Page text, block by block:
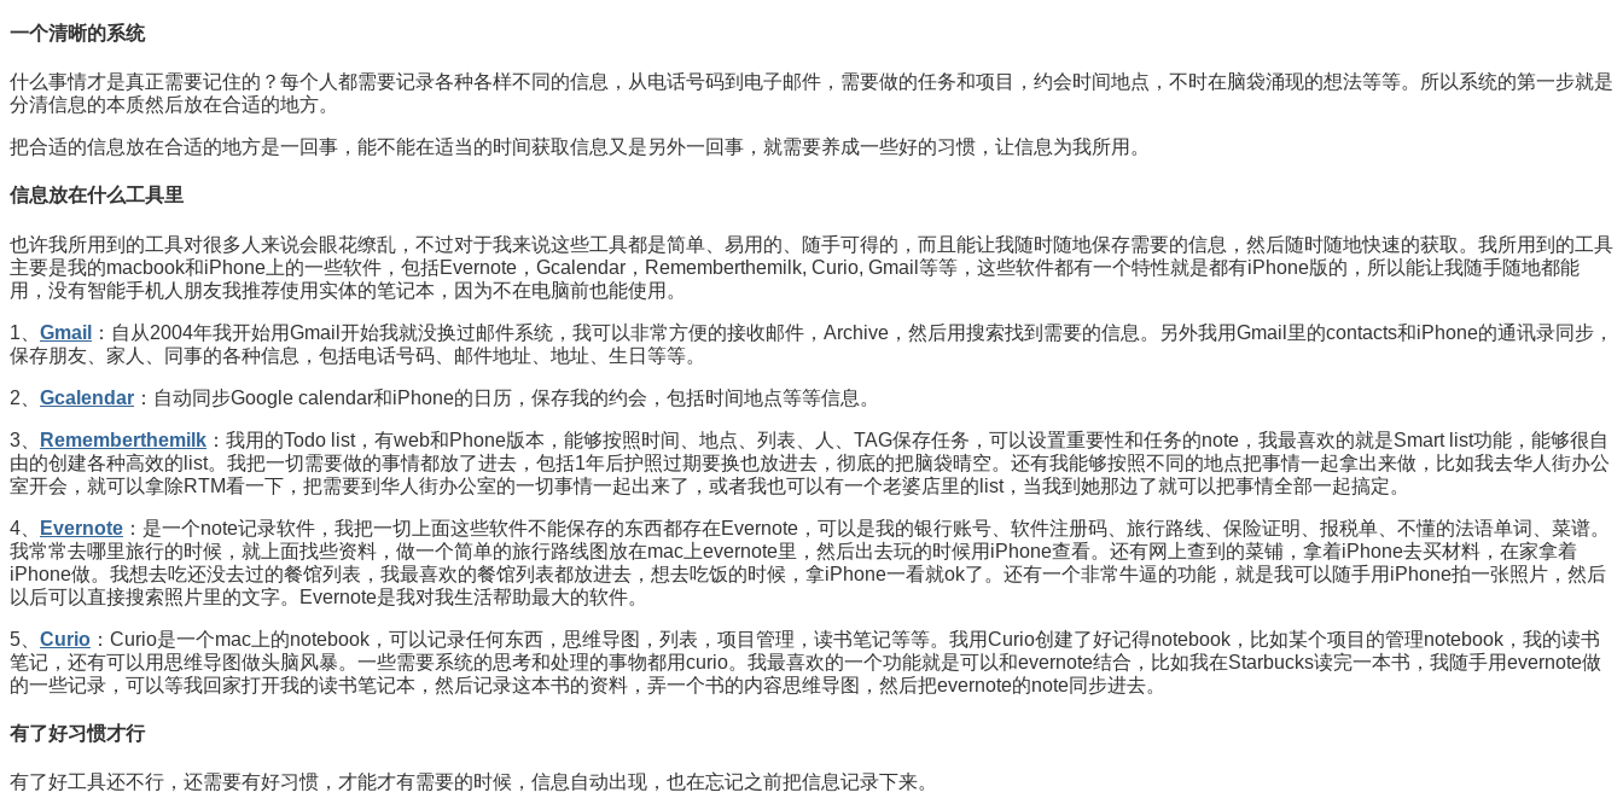
一个清晰的系统
什么事情才是真正需要记住的？每个人都需要记录各种各样不同的信息，从电话号码到电子邮件，需要做的任务和项目，约会时间地点，不时在脑袋涌现的想法等等。所以系统的第一步就是
分清信息的本质然后放在合适的地方。
把合适的信息放在合适的地方是一回事，能不能在适当的时间获取信息又是另外一回事，就需要养成一些好的习惯，让信息为我所用。
信息放在什么工具里
也许我所用到的工具对很多人来说会眼花缭乱，不过对于我来说这些工具都是简单、易用的、随手可得的，而且能让我随时随地保存需要的信息，然后随时随地快速的获取。我所用到的工具
主要是我的macbook和iPhone上的一些软件，包括Evernote，Gcalendar，Rememberthemilk, Curio, Gmail等等，这些软件都有一个特性就是都有iPhone版的，所以能让我随手随地都能
用，没有智能手机人朋友我推荐使用实体的笔记本，因为不在电脑前也能使用。
1、 Gmail
：自从2004年我开始用Gmail开始我就没换过邮件系统，我可以非常方便的接收邮件，Archive，然后用搜索找到需要的信息。另外我用Gmail里的contacts和iPhone的通讯录同步，
保存朋友、家人、同事的各种信息，包括电话号码、邮件地址、地址、生日等等。
2、 Gcalendar ：自动同步Google calendar和iPhone的日历，保存我的约会，包括时间地点等等信息。
3、 Rememberthemilk ：我用的Todo list，有web和Phone版本，能够按照时间、地点、列表、人、TAG保存任务，可以设置重要性和任务的note，我最喜欢的就是Smart list功能，能够很自
由的创建各种高效的list。我把一切需要做的事情都放了进去，包括1年后护照过期要换也放进去，彻底的把脑袋晴空。还有我能够按照不同的地点把事情一起拿出来做，比如我去华人街办公
室开会，就可以拿除RTM看一下，把需要到华人街办公室的一切事情一起出来了，或者我也可以有一个老婆店里的list，当我到她那边了就可以把事情全部一起搞定。
4、 Evernote ：是一个note记录软件，我把一切上面这些软件不能保存的东西都存在Evernote，可以是我的银行账号、软件注册码、旅行路线、保险证明、报税单、不懂的法语单词、菜谱。
我常常去哪里旅行的时候，就上面找些资料，做一个简单的旅行路线图放在mac上evernote里，然后出去玩的时候用iPhone查看。还有网上查到的菜铺，拿着iPhone去买材料，在家拿着
iPhone做。我想去吃还没去过的餐馆列表，我最喜欢的餐馆列表都放进去，想去吃饭的时候，拿iPhone一看就ok了。还有一个非常牛逼的功能，就是我可以随手用iPhone拍一张照片，然后
以后可以直接搜索照片里的文字。Evernote是我对我生活帮助最大的软件。
5、 Curio ：Curio是一个mac上的notebook，可以记录任何东西，思维导图，列表，项目管理，读书笔记等等。我用Curio创建了好记得notebook，比如某个项目的管理notebook，我的读书
笔记，还有可以用思维导图做头脑风暴。一些需要系统的思考和处理的事物都用curio。我最喜欢的一个功能就是可以和evernote结合，比如我在Starbucks读完一本书，我随手用evernote做
的一些记录，可以等我回家打开我的读书笔记本，然后记录这本书的资料，弄一个书的内容思维导图，然后把evernote的note同步进去。
有了好习惯才行
有了好工具还不行，还需要有好习惯，才能才有需要的时候，信息自动出现，也在忘记之前把信息记录下来。